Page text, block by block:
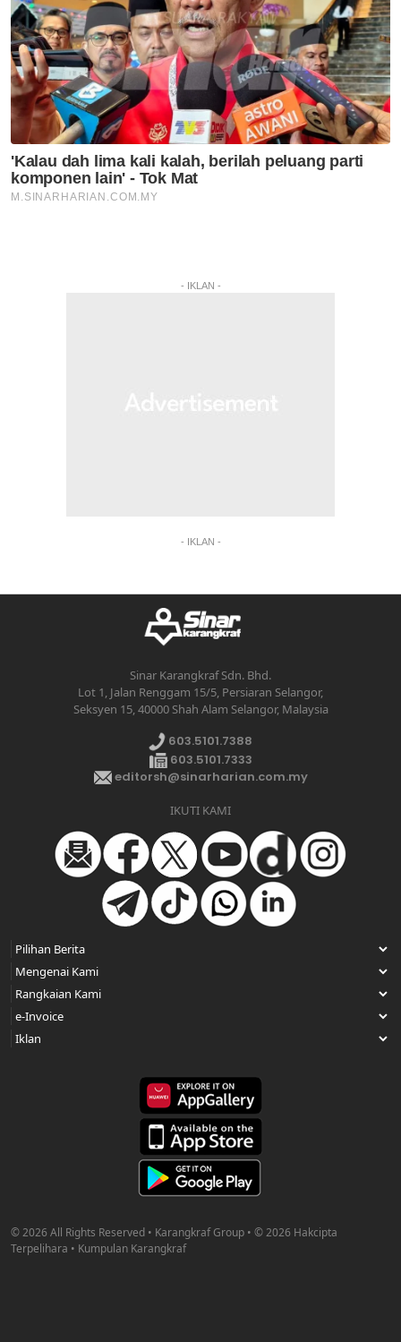
- IKLAN -
- IKLAN -
Sinar Karangkraf Sdn. Bhd.
Lot 1, Jalan Renggam 15/5, Persiaran Selangor,
Seksyen 15, 40000 Shah Alam Selangor, Malaysia
603.5101.7388
603.5101.7333
editorsh@sinarharian.com.my
IKUTI KAMI
© 2026 All Rights Reserved • Karangkraf Group • © 2026 Hakcipta
Terpelihara • Kumpulan Karangkraf